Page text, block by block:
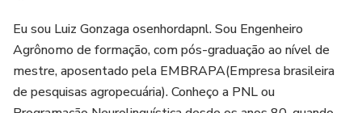
Eu sou Luiz Gonzaga osenhordapnl. Sou Engenheiro
Agrônomo de formação, com pós-graduação ao nível de
mestre, aposentado pela EMBRAPA(Empresa brasileira
de pesquisas agropecuária). Conheço a PNL ou